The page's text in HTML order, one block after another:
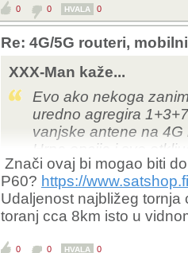
0 0 HVALA 0
Re: 4G/5G routeri,
XXX-Man kaže...
Evo ako nekoga
uredno agregira
vanjske antene na 4G
Hrpa opcija i sve
Up i down cca 20%
usporedbi sa
antena, sa istom
Znači ovaj bi mogao biti
P60? https://
Udaljenost najbližeg
toranj cca 8km isto u
0 0 HVALA 0